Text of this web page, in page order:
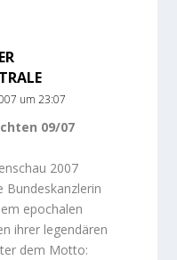
um 23:07
09/07
2007
Bundeskanzlerin
epochalen
ihrer legendären
dem Motto: